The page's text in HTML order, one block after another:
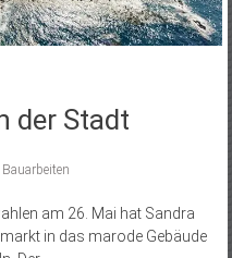
der Stadt
Bauarbeiten
am 26. Mai hat Sandra
in das marode Gebäude